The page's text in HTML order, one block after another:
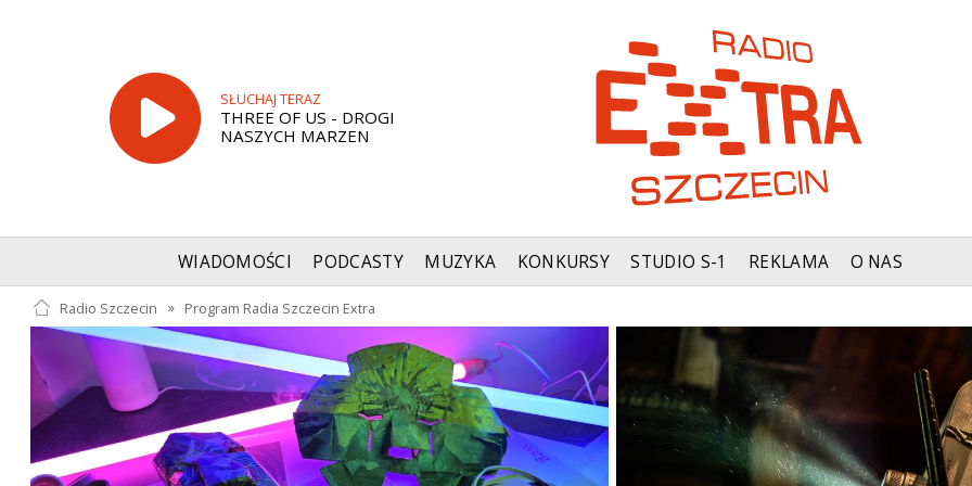
SŁUCHAJ TERAZ
THREE OF US - DROGI
NASZYCH MARZEN
WIADOMOŚCI PODCASTY MUZYKA KONKURSY STUDIO S-1 REKLAMA O NAS
Radio Szczecin » Program Radia Szczecin Extra